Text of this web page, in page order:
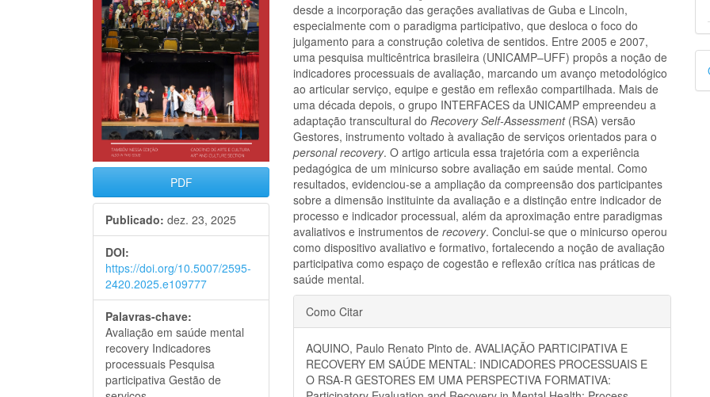
artigos
PDF
Publicado: dez. 23, 2025
DOI:
https://doi.org/10.5007/2595-
2420.2025.e109777
Palavras-chave:
Avaliação em saúde mental
recovery Indicadores
processuais Pesquisa
participativa Gestão de
principal
desde a incorporação das gerações avaliativas de Guba e Lincoln,
especialmente com o paradigma participativo, que desloca o foco do
julgamento para a construção coletiva de sentidos. Entre 2005 e 2007,
uma pesquisa multicêntrica brasileira (UNICAMP–UFF) propôs a noção de
indicadores processuais de avaliação, marcando um avanço metodológico
ao articular serviço, equipe e gestão em reflexão compartilhada. Mais de
uma década depois, o grupo INTERFACES da UNICAMP empreendeu a
adaptação transcultural do Recovery Self-Assessment(RSA) versão
Gestores, instrumento voltado à avaliação de serviços orientados para o
personal recovery. O artigo articula essa trajetória com a experiência
pedagógica de um minicurso sobre avaliação em saúde mental. Como
resultados, evidenciou-se a ampliação da compreensão dos participantes
sobre a dimensão instituinte da avaliação e a distinção entre indicador de
processo e indicador processual, além da aproximação entre paradigmas
avaliativos e instrumentos derecovery. Conclui-se que o minicurso operou
como dispositivo avaliativo e formativo, fortalecendo a noção de avaliação
participativa como espaço de cogestão e reflexão crítica nas práticas de
saúde mental.
Detalhes
do
artigo
Como Citar
AQUINO, Paulo Renato Pinto de. AVALIAÇÃO PARTICIPATIVA E
RECOVERY EM SAÚDE MENTAL: INDICADORES PROCESSUAIS E
O RSA-R GESTORES EM UMA PERSPECTIVA FORMATIVA: